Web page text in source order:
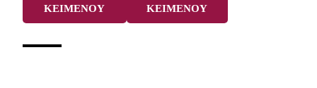
ΚΕΙΜΕΝΟΥ
ΚΕΙΜΕΝΟΥ